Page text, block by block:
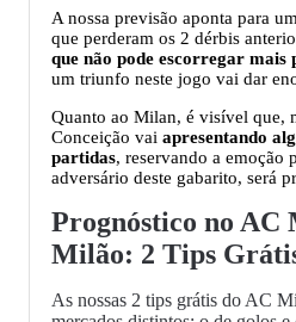
A nossa previsão aponta para
que perderam os 2 dérbis
que não pode escorregar
um triunfo neste jogo vai dar
Quanto ao Milan, é visível que,
Conceição vai apresentando
partidas, reservando a emoção
adversário deste gabarito, será
Prognóstico no AC
Milão: 2 Tips
As nossas 2 tips grátis do AC